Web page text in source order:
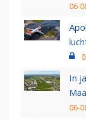
06-
In
06-